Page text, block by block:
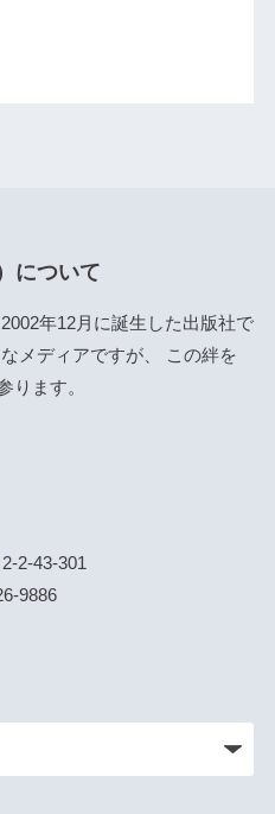
について
年12月に誕生した出版社で
メディアですが、 この絆を
ります。
2-43-301
9886